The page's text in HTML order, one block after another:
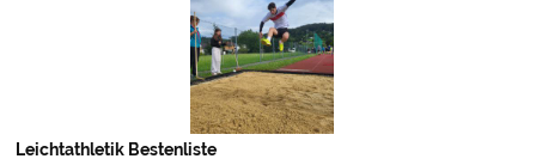
Leichtathletik Bestenliste